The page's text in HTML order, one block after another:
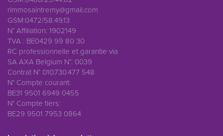
rimmosaintremy@gmail.com
GSM:0472/58.49.13
N° Affiliation: 1902149
TVA : BE0429 99 80 30
RC professionnelle et garantie via
SA AXA Belgium N°: 0039
Contrat N° 010.730.477 548
N° Compte courant:
BE31 9501 6949 0455
N° Compte tiers:
BE29 9501 7953 0864